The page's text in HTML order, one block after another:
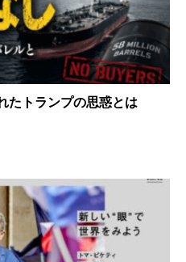
たトランプの思惑とは